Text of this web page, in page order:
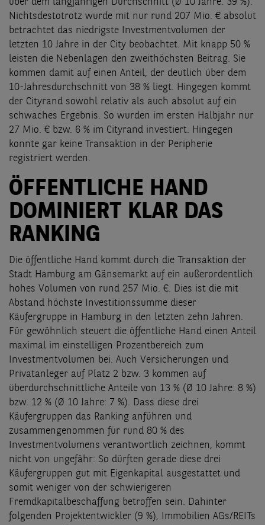
Nichtsdestotrotz wurde mit nur rund 207 Mio. € absolut
betrachtet das niedrigste Investmentvolumen der
letzten 10 Jahre in der City beobachtet. Mit knapp 50 %
leisten die Nebenlagen den zweithöchsten Beitrag. Sie
kommen damit auf einen Anteil, der deutlich über dem
10-Jahresdurchschnitt von 38 % liegt. Hingegen kommt
der Cityrand sowohl relativ als auch absolut auf ein
schwaches Ergebnis. So wurden im ersten Halbjahr nur
27 Mio. € bzw. 6 % im Cityrand investiert. Hingegen
konnte gar keine Transaktion in der Peripherie
registriert werden.
ÖFFENTLICHE HAND
DOMINIERT KLAR DAS
RANKING
Die öffentliche Hand kommt durch die Transaktion der
Stadt Hamburg am Gänsemarkt auf ein außerordentlich
hohes Volumen von rund 257 Mio. €. Dies ist die mit
Abstand höchste Investitionssumme dieser
Käufergruppe in Hamburg in den letzten zehn Jahren.
Für gewöhnlich steuert die öffentliche Hand einen Anteil
maximal im einstelligen Prozentbereich zum
Investmentvolumen bei. Auch Versicherungen und
Privatanleger auf Platz 2 bzw. 3 kommen auf
überdurchschnittliche Anteile von 13 % (Ø 10 Jahre: 8 %)
bzw. 12 % (Ø 10 Jahre: 7 %). Dass diese drei
Käufergruppen das Ranking anführen und
zusammengenommen für rund 80 % des
Investmentvolumens verantwortlich zeichnen, kommt
nicht von ungefähr: So dürften gerade diese drei
Käufergruppen gut mit Eigenkapital ausgestattet und
somit weniger von der schwierigeren
Fremdkapitalbeschaffung betroffen sein. Dahinter
folgenden Projektentwickler (9 %), Immobilien AGs/REITs